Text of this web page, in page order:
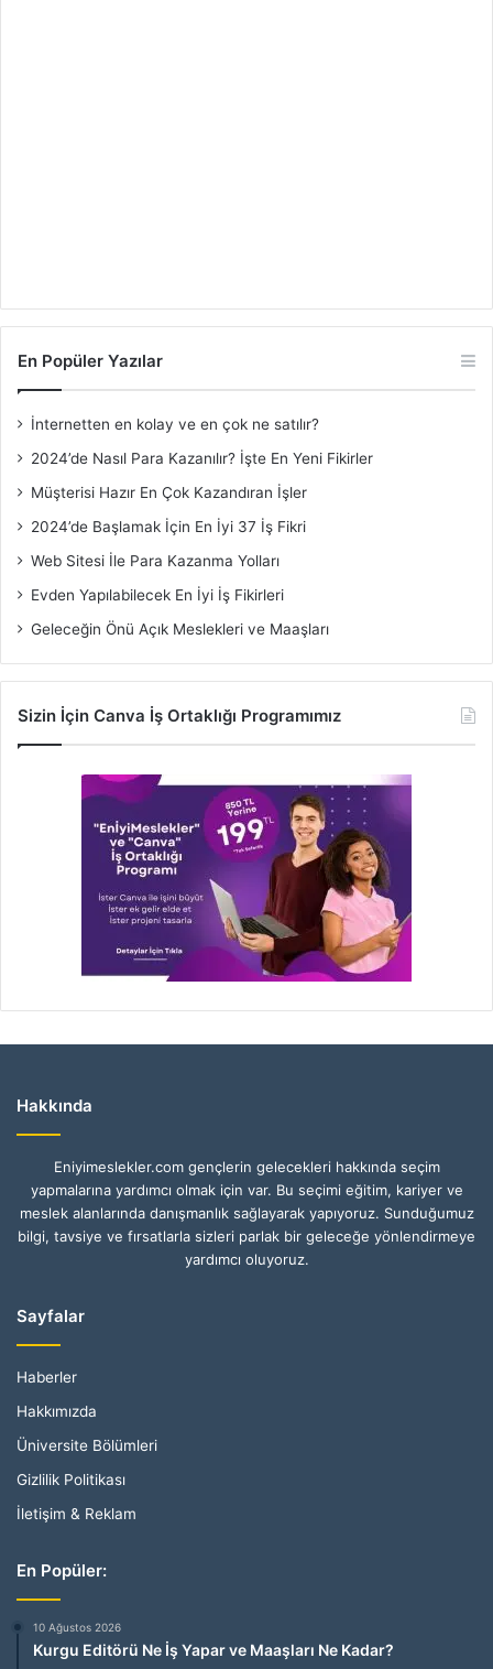
En Popüler Yazılar
İnternetten en kolay ve en çok ne satılır?
2024’de Nasıl Para Kazanılır? İşte En Yeni Fikirler
Müşterisi Hazır En Çok Kazandıran İşler
2024’de Başlamak İçin En İyi 37 İş Fikri
Web Sitesi İle Para Kazanma Yolları
Evden Yapılabilecek En İyi İş Fikirleri
Geleceğin Önü Açık Meslekleri ve Maaşları
Sizin İçin Canva İş Ortaklığı Programımız
Hakkında
Eniyimeslekler.com gençlerin gelecekleri hakkında seçim
yapmalarına yardımcı olmak için var. Bu seçimi eğitim, kariyer ve
meslek alanlarında danışmanlık sağlayarak yapıyoruz. Sunduğumuz
bilgi, tavsiye ve fırsatlarla sizleri parlak bir geleceğe yönlendirmeye
yardımcı oluyoruz.
Sayfalar
Haberler
Hakkımızda
Üniversite Bölümleri
Gizlilik Politikası
İletişim & Reklam
En Popüler:
10 Ağustos 2026
Kurgu Editörü Ne İş Yapar ve Maaşları Ne Kadar?